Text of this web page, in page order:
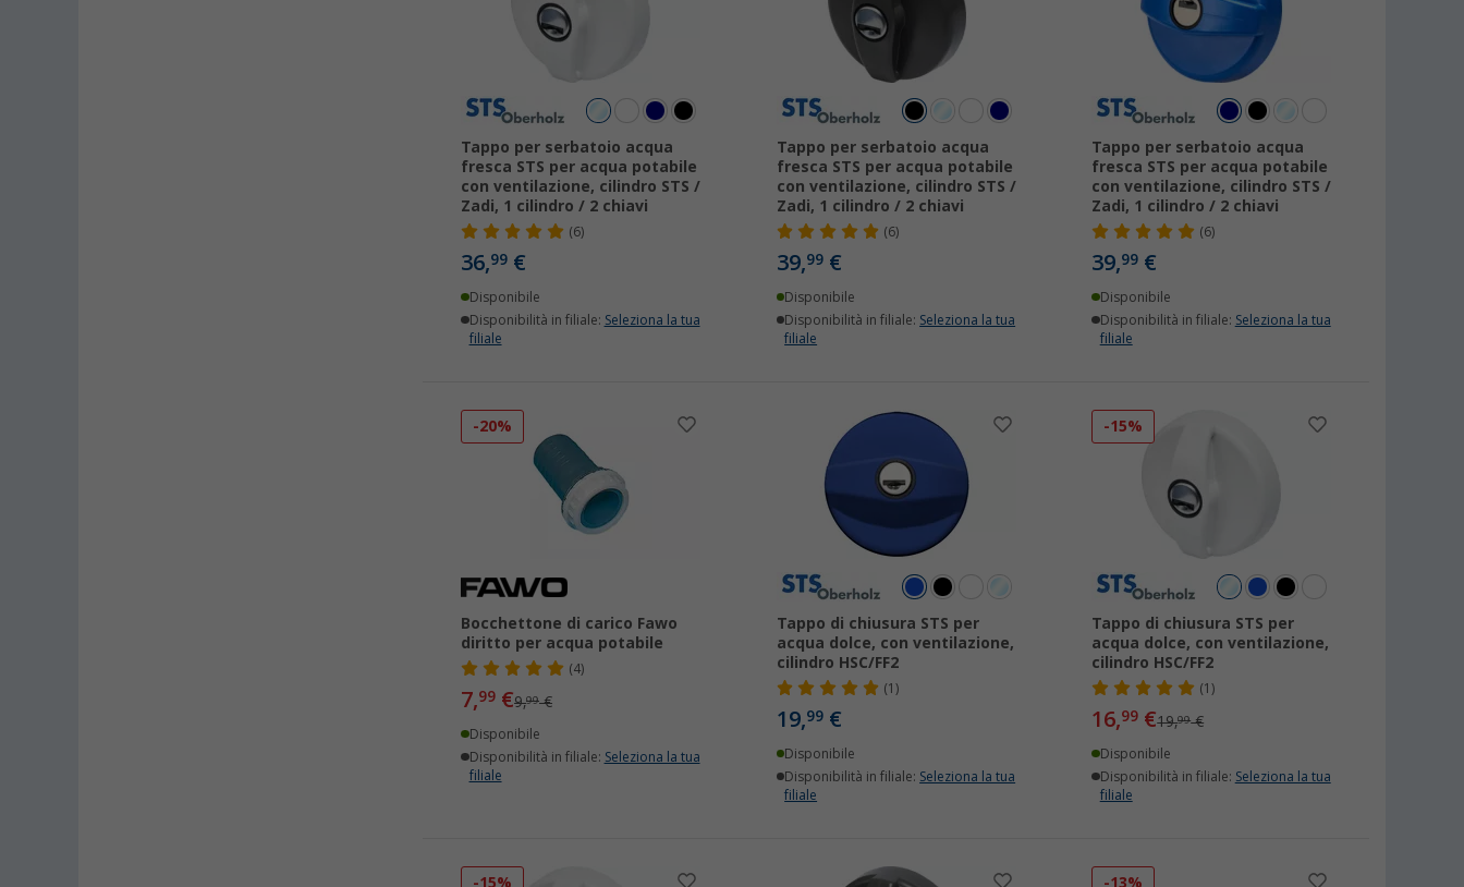
Tappo per serbatoio acqua
fresca STS per acqua potabile
con ventilazione, cilindro STS /
Zadi, 1 cilindro / 2 chiavi
(6)
36,99 €
Disponibile
Disponibilità in filiale: Seleziona la tua
filiale
Tappo per serbatoio acqua
fresca STS per acqua potabile
con ventilazione, cilindro STS /
Zadi, 1 cilindro / 2 chiavi
(6)
39,99€
Disponibile
Disponibilità in filiale: Seleziona la tua
filiale
Tappo per serbatoio acqua
fresca STS per acqua potabile
con ventilazione, cilindro STS /
Zadi, 1 cilindro / 2 chiavi
(6)
39,99 €
Disponibile
Disponibilità in filiale: Seleziona la tua
filiale
-20%
Bocchettone di carico Fawo
diritto per acqua potabile
(4)
7,99 €9,99€
Disponibile
Disponibilità in filiale: Seleziona la tua
filiale
Tappo di chiusura STS per
acqua dolce, con ventilazione,
cilindro HSC/FF2
(1)
19,99€
Disponibile
Disponibilità in filiale: Seleziona la tua
filiale
-15%
Tappo di chiusura STS per
acqua dolce, con ventilazione,
cilindro HSC/FF2
(1)
16,99 €19,99€
Disponibile
Disponibilità in filiale: Seleziona la tua
filiale
-15% -13%